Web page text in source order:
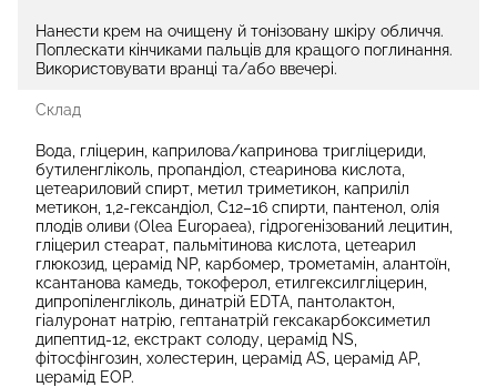
Нанести крем на очищену й тонізовану шкіру обличчя.
Поплескати кінчиками пальців для кращого поглинання.
Використовувати вранці та/або ввечері.
Склад
Вода, гліцерин, каприлова/капринова тригліцериди,
бутиленгліколь, пропандіол, стеаринова кислота,
цетеариловий спирт, метил триметикон, каприліл
метикон, 1,2-гександіол, C12–16 спирти, пантенол, олія
плодів оливи (Olea Europaea), гідрогенізований лецитин,
гліцерил стеарат, пальмітинова кислота, цетеарил
глюкозид, церамід NP, карбомер, трометамін, алантоїн,
ксантанова камедь, токоферол, етилгексилгліцерин,
дипропіленгліколь, динатрій EDTA, пантолактон,
гіалуронат натрію, гептанатрій гексакарбоксиметил
дипептид-12, екстракт солоду, церамід NS,
фітосфінгозин, холестерин, церамід AS, церамід AP,
церамід EOP.